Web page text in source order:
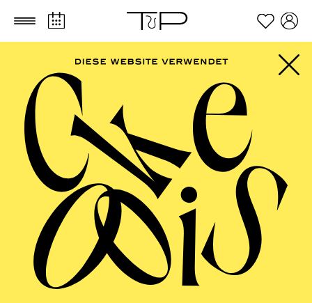
Zum Hauptinhalt springen Zum Footer springen
FILTER
SEPTEMBER 2026
PHILHARMONIE ESSEN
Freitag
04.09.2026
20:00 - 23:00
Alfried Krupp Saal